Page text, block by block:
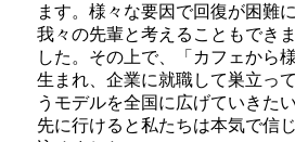
ます。様々な要因で回復が困難
我々の先輩と考えることもでき
した。その上で、「カフェから
生まれ、企業に就職して巣立
うモデルを全国に広げていきた
先に行けると私たちは本気で信